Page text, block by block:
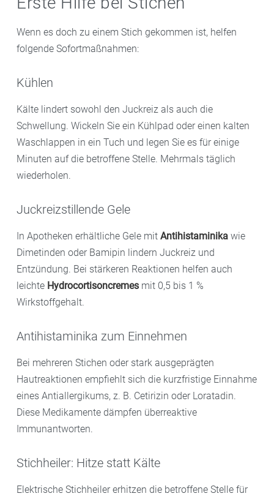
Wenn es doch zu einem Stich gekommen ist, helfen
folgende Sofortmaßnahmen:
Kühlen
Kälte lindert sowohl den Juckreiz als auch die
Schwellung. Wickeln Sie ein Kühlpad oder einen kalten
Waschlappen in ein Tuch und legen Sie es für einige
Minuten auf die betroffene Stelle. Mehrmals täglich
wiederholen.
Juckreizstillende Gele
In Apotheken erhältliche Gele mit Antihistaminika wie
Dimetinden oder Bamipin lindern Juckreiz und
Entzündung. Bei stärkeren Reaktionen helfen auch
leichte Hydrocortisoncremes mit 0,5 bis 1 %
Wirkstoffgehalt.
Antihistaminika zum Einnehmen
Bei mehreren Stichen oder stark ausgeprägten
Hautreaktionen empfiehlt sich die kurzfristige Einnahme
eines Antiallergikums, z. B. Cetirizin oder Loratadin.
Diese Medikamente dämpfen überreaktive
Immunantworten.
Stichheiler: Hitze statt Kälte
Elektrische Stichheiler erhitzen die betroffene Stelle für